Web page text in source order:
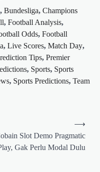
, Bundesliga, Champions
, Football Analysis,
Odds, Football
, Live Scores, Match Day,
Tips, Premier
, Sports, Sports
, Sports Predictions, Team
Slot Demo Pragmatic
Gak Perlu Modal Dulu
⟶